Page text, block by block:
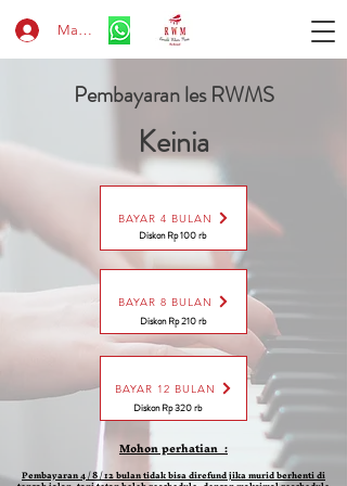
Masuk
Pembayaran les RWMS
Keinia
BAYAR 4 BULAN
Diskon Rp 100 rb
BAYAR 8 BULAN
Diskon Rp 210 rb
BAYAR 12 BULAN
Diskon Rp 320 rb
Mohon perhatian :
Pembayaran 4 / 8 / 12 bulan tidak bisa direfund jika murid berhenti di